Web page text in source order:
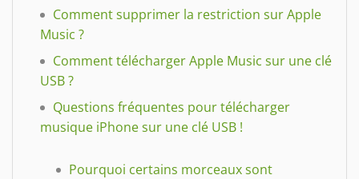
Comment supprimer la restriction sur Apple
Music ?
Comment télécharger Apple Music sur une clé
USB ?
Questions fréquentes pour télécharger
musique iPhone sur une clé USB !
Pourquoi certains morceaux sont